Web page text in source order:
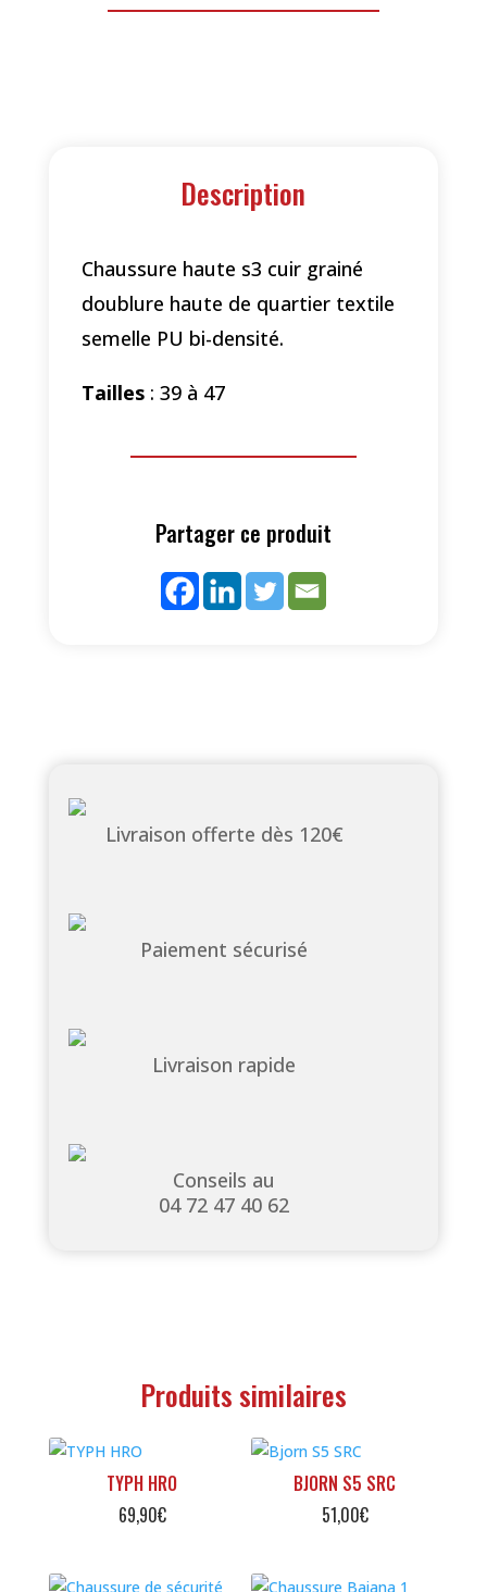
Description
Chaussure haute s3 cuir grainé
doublure haute de quartier textile
semelle PU bi-densité.
Tailles: 39 à 47
Partager ce produit
Livraison offerte dès 120€
Paiement sécurisé
Livraison rapide
Conseils au
04 72 47 40 62
Produits similaires
TYPH HRO
69,90€
BJORN S5 SRC
51,00€